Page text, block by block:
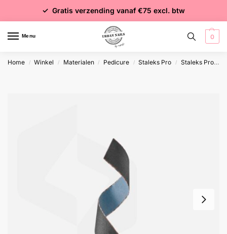
✓ Gratis verzending vanaf €75 excl. btw
✓ Voor 15:00 besteld = dezelfde dag verzonden
✓ Meer dan 4000 producten
Menu 0
Home / Winkel / Materialen / Pedicure / Staleks Pro / Staleks Pro vijlen/refills